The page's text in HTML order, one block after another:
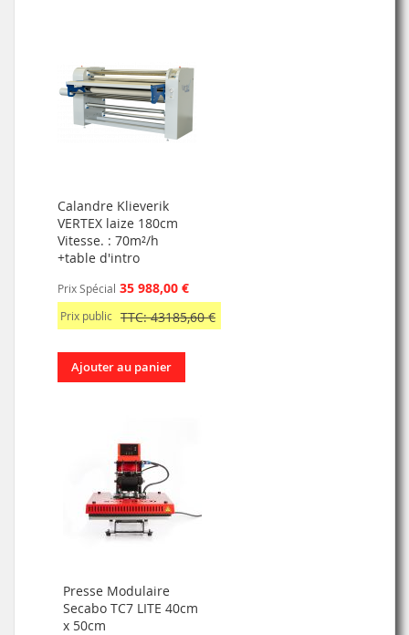
Calandre Klieverik
VERTEX laize 180cm
Vitesse. : 70m²/h
+table d'intro
Prix Spécial 35 988,00 €
Prix public TTC: 43185,60 €
Ajouter au panier
Presse Modulaire
Secabo TC7 LITE 40cm
x 50cm